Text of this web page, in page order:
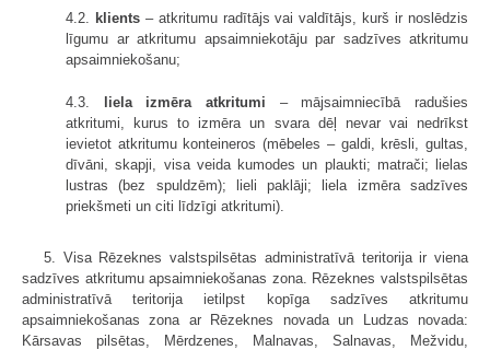
4.2. klients– atkritumu radītājs vai valdītājs, kurš ir noslēdzis
līgumu ar atkritumu apsaimniekotāju par sadzīves atkritumu
apsaimniekošanu;
4.3. liela izmēra atkritumi – mājsaimniecībā radušies
atkritumi, kurus to izmēra un svara dēļ nevar vai nedrīkst
ievietot atkritumu konteineros (mēbeles – galdi, krēsli, gultas,
dīvāni, skapji, visa veida kumodes un plaukti; matrači; lielas
lustras (bez spuldzēm); lieli paklāji; liela izmēra sadzīves
priekšmeti un citi līdzīgi atkritumi).
5. Visa Rēzeknes valstspilsētas administratīvā teritorija ir viena
sadzīves atkritumu apsaimniekošanas zona. Rēzeknes valstspilsētas
administratīvā teritorija ietilpst kopīga sadzīves atkritumu
apsaimniekošanas zona ar Rēzeknes novada un Ludzas novada:
Kārsavas pilsētas, Mērdzenes, Malnavas, Salnavas, Mežvidu,